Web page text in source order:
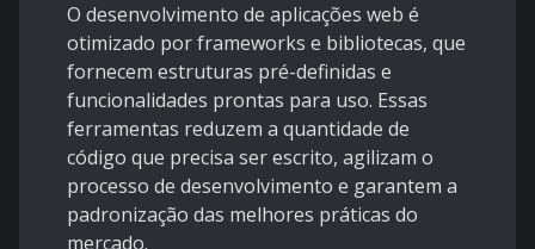
O desenvolvimento de aplicações web é
otimizado por frameworks e bibliotecas, que
fornecem estruturas pré-definidas e
funcionalidades prontas para uso. Essas
ferramentas reduzem a quantidade de
código que precisa ser escrito, agilizam o
processo de desenvolvimento e garantem a
padronização das melhores práticas do
mercado.